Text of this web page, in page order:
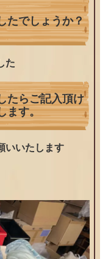
たでしょうか？
た
たらご記入頂け
ます。
いいたします